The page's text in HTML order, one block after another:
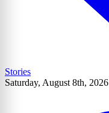
Stories
Saturday, August 8th, 2026